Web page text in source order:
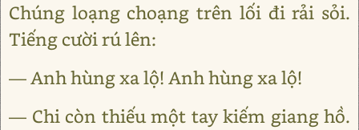
Chúng loạng choạng trên lối đi rải sỏi.
Tiếng cười rú lên:
— Anh hùng xa lộ! Anh hùng xa lộ!
— Chi còn thiếu một tay kiếm giang hồ.